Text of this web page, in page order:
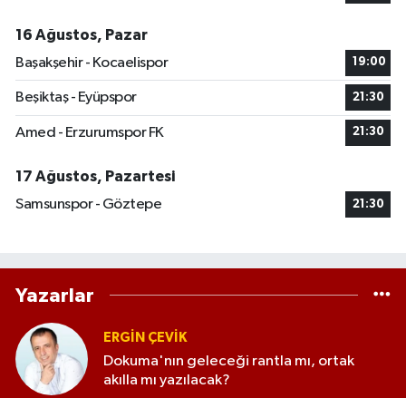
16 Ağustos, Pazar
Başakşehir - Kocaelispor
19:00
Beşiktaş - Eyüpspor 21:30
Amed - Erzurumspor FK 21:30
17 Ağustos, Pazartesi
Samsunspor - Göztepe
21:30
Yazarlar
ERGIN ÇEVİK
Dokuma'nın geleceği rantla mı, ortak
akılla mı yazılacak?